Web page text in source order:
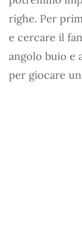
righe. Per
e cercare il
angolo buio e
per giocare un